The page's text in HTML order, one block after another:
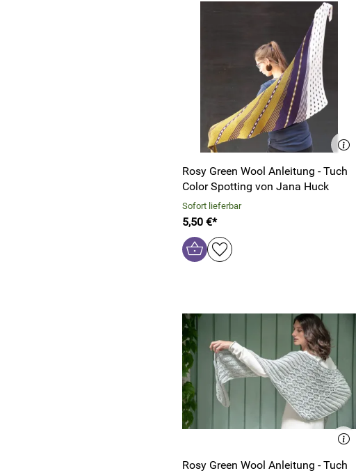
Rosy Green Wool Anleitung - Tuch
Color Spotting von Jana Huck
Sofort lieferbar
5,50 €*
Rosy Green Wool Anleitung - Tuch